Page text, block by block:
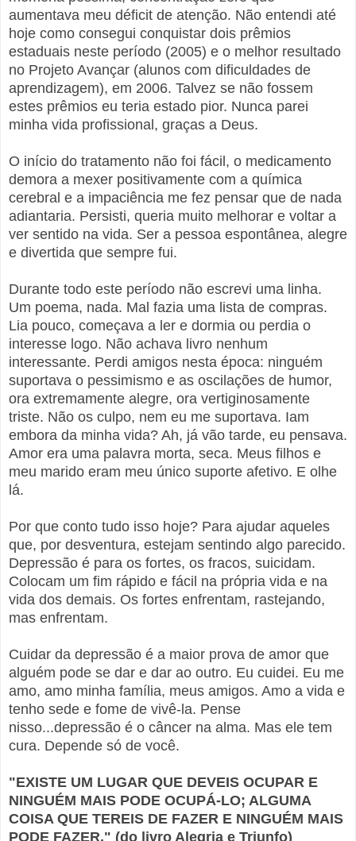
aumentava meu déficit de atenção. Não entendi até
hoje como consegui conquistar dois prêmios
estaduais neste período (2005) e o melhor resultado
no Projeto Avançar (alunos com dificuldades de
aprendizagem), em 2006. Talvez se não fossem
estes prêmios eu teria estado pior. Nunca parei
minha vida profissional, graças a Deus.
O início do tratamento não foi fácil, o medicamento
demora a mexer positivamente com a química
cerebral e a impaciência me fez pensar que de nada
adiantaria. Persisti, queria muito melhorar e voltar a
ver sentido na vida. Ser a pessoa espontânea, alegre
e divertida que sempre fui.
Durante todo este período não escrevi uma linha.
Um poema, nada. Mal fazia uma lista de compras.
Lia pouco, começava a ler e dormia ou perdia o
interesse logo. Não achava livro nenhum
interessante. Perdi amigos nesta época: ninguém
suportava o pessimismo e as oscilações de humor,
ora extremamente alegre, ora vertiginosamente
triste. Não os culpo, nem eu me suportava. Iam
embora da minha vida? Ah, já vão tarde, eu pensava.
Amor era uma palavra morta, seca. Meus filhos e
meu marido eram meu único suporte afetivo. E olhe
lá.
Por que conto tudo isso hoje? Para ajudar aqueles
que, por desventura, estejam sentindo algo parecido.
Depressão é para os fortes, os fracos, suicidam.
Colocam um fim rápido e fácil na própria vida e na
vida dos demais. Os fortes enfrentam, rastejando,
mas enfrentam.
Cuidar da depressão é a maior prova de amor que
alguém pode se dar e dar ao outro. Eu cuidei. Eu me
amo, amo minha família, meus amigos. Amo a vida e
tenho sede e fome de vivê-la. Pense
nisso...depressão é o câncer na alma. Mas ele tem
cura. Depende só de você.
"EXISTE UM LUGAR QUE DEVEIS OCUPAR E
NINGUÉM MAIS PODE OCUPÁ-LO; ALGUMA
COISA QUE TEREIS DE FAZER E NINGUÉM MAIS
PODE FAZER." (do livro Alegria e Triunfo)